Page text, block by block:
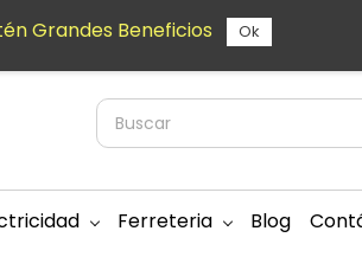
Ferreteria Blog
Grandes Beneficios Ok